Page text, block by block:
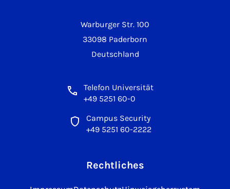
Warburger Str. 100
33098 Paderborn
Deutschland
Telefon Universität
+49 5251 60-0
Campus Security
+49 5251 60-2222
Rechtliches